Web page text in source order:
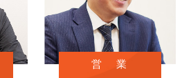
営 業